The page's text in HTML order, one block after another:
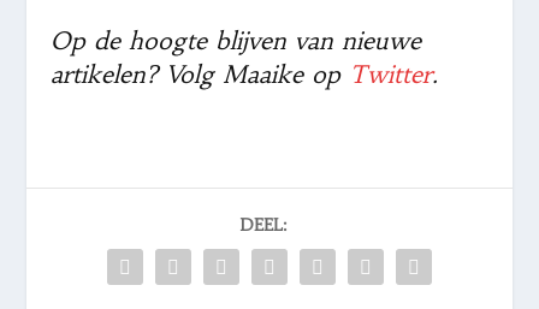
Op de hoogte blijven van nieuwe
artikelen? Volg Maaike op Twitter.
DEEL: